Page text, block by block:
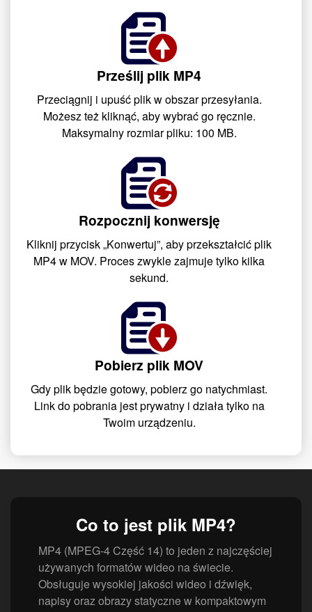
Prześlij plik MP4
Przeciągnij i upuść plik w obszar przesyłania.
Możesz też kliknąć, aby wybrać go ręcznie.
Maksymalny rozmiar pliku: 100 MB.
Rozpocznij konwersję
Kliknij przycisk „Konwertuj”, aby przekształcić plik
MP4 w MOV. Proces zwykle zajmuje tylko kilka
sekund.
Pobierz plik MOV
Gdy plik będzie gotowy, pobierz go natychmiast.
Link do pobrania jest prywatny i działa tylko na
Twoim urządzeniu.
Co to jest plik MP4?
MP4 (MPEG-4 Część 14) to jeden z najczęściej
używanych formatów wideo na świecie.
Obsługuje wysokiej jakości wideo i dźwięk,
napisy oraz obrazy statyczne w kompaktowym